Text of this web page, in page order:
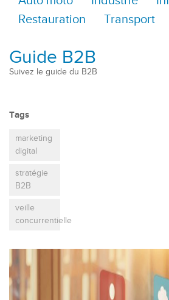
Restauration
Transport
Guide B2B
Suivez le guide du B2B
Tags
marketing
digital
stratégie
B2B
veille
concurrentielle